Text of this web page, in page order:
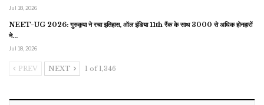
Jul 18, 2026
NEET-UG 2026: गुरुकृपा ने रचा इतिहास, ऑल इंडिया 11th रैंक के साथ 3000 से अधिक होनहारों
ने…
Jul 18, 2026
PREV NEXT 1 of 1,346